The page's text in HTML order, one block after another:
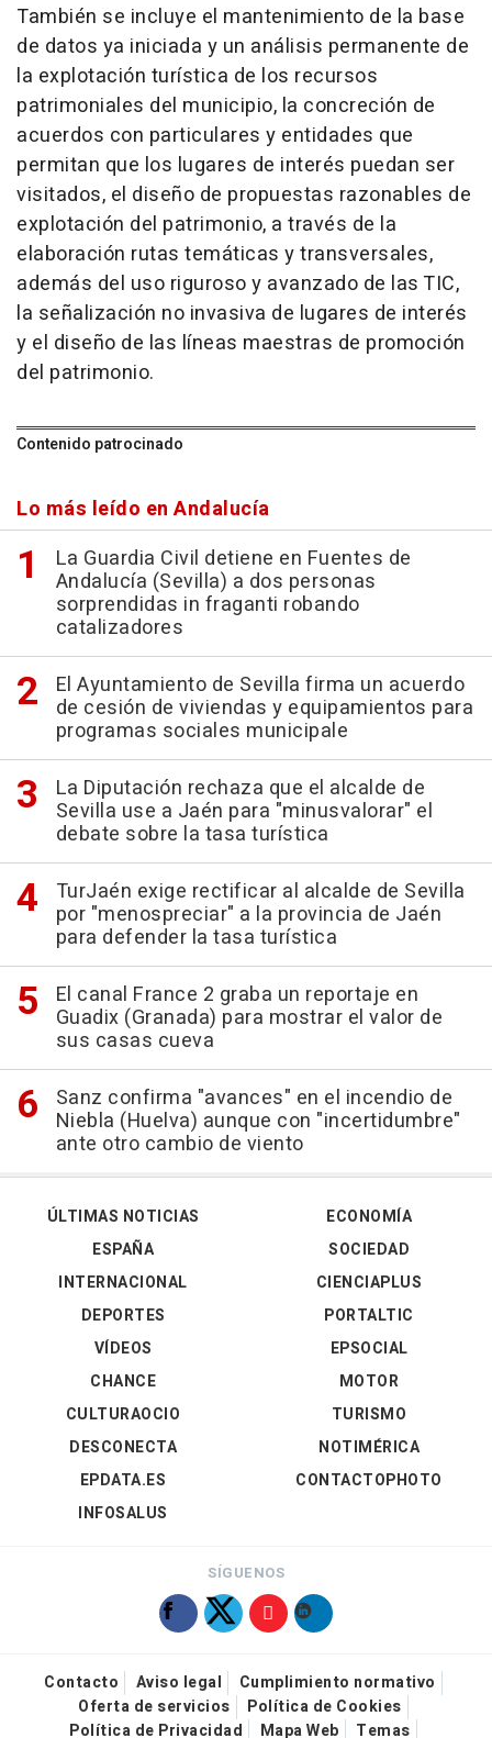
También se incluye el mantenimiento de la base
de datos ya iniciada y un análisis permanente de
la explotación turística de los recursos
patrimoniales del municipio, la concreción de
acuerdos con particulares y entidades que
permitan que los lugares de interés puedan ser
visitados, el diseño de propuestas razonables de
explotación del patrimonio, a través de la
elaboración rutas temáticas y transversales,
además del uso riguroso y avanzado de las TIC,
la señalización no invasiva de lugares de interés
y el diseño de las líneas maestras de promoción
del patrimonio.
Contenido patrocinado
Lo más leído en Andalucía
La Guardia Civil detiene en Fuentes de
Andalucía (Sevilla) a dos personas
sorprendidas in fraganti robando
catalizadores
El Ayuntamiento de Sevilla firma un acuerdo
de cesión de viviendas y equipamientos para
programas sociales municipale
La Diputación rechaza que el alcalde de
Sevilla use a Jaén para "minusvalorar" el
debate sobre la tasa turística
TurJaén exige rectificar al alcalde de Sevilla
por "menospreciar" a la provincia de Jaén
para defender la tasa turística
El canal France 2 graba un reportaje en
Guadix (Granada) para mostrar el valor de
sus casas cueva
Sanz confirma "avances" en el incendio de
Niebla (Huelva) aunque con "incertidumbre"
ante otro cambio de viento
ÚLTIMAS NOTICIAS
ESPAÑA
INTERNACIONAL
DEPORTES
VÍDEOS
ECONOMÍA
SOCIEDAD
CIENCIAPLUS
PORTALTIC
EPSOCIAL
CHANCE
CULTURAOCIO
DESCONECTA
EPDATA.ES
INFOSALUS
MOTOR
TURISMO
NOTIMÉRICA
CONTACTOPHOTO
SÍGUENOS
Contacto Aviso legal
Cumplimiento normativo
Oferta de servicios
Política de Cookies
Política de Privacidad
Mapa Web Temas